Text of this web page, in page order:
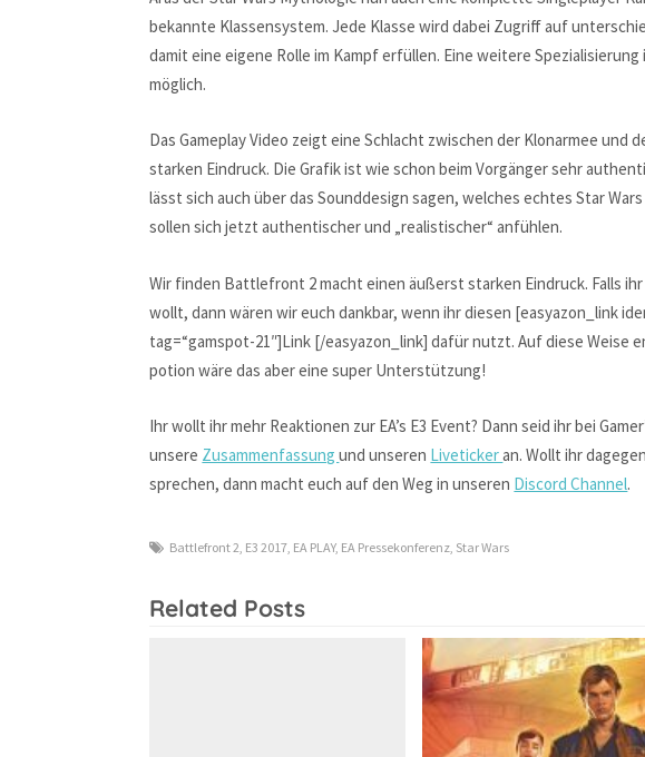
bekannte Klassensystem. Jede Klasse wird dabei Zugriff auf
damit eine eigene Rolle im Kampf erfüllen. Eine weitere
möglich.
Das Gameplay Video zeigt eine Schlacht zwischen der Klonarmee und
starken Eindruck. Die Grafik ist wie schon beim Vorgänger sehr
lässt sich auch über das Sounddesign sagen, welches echtes Star
sollen sich jetzt authentischer und „realistischer“ anfühlen.
Wir finden Battlefront 2 macht einen äußerst starken Eindruck. Falls
wollt, dann wären wir euch dankbar, wenn ihr diesen [easyazon_link
tag=“gamspot-21″]Link [/easyazon_link] dafür nutzt. Auf diese Weise
potion wäre das aber eine super Unterstützung!
Ihr wollt ihr mehr Reaktionen zur EA’s E3 Event? Dann seid ihr bei
unsere Zusammenfassungund unseren Livetickeran. Wollt ihr
sprechen, dann macht euch auf den Weg in unseren Discord Channel.
Battlefront 2 E3 2017 EA PLAY, EA Pressekonferenz Star Wars
Related Posts